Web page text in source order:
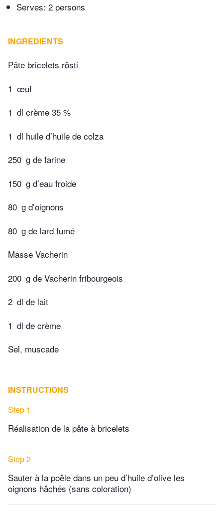
Serves: 2 persons
INGREDIENTS
Pâte bricelets rösti
1 œuf
1 dl crème 35 %
1 dl huile d’huile de colza
250 g de farine
150 g d’eau froide
80 g d’oignons
80 g de lard fumé
Masse Vacherin
200 g de Vacherin fribourgeois
2 dl de lait
1 dl de crème
Sel, muscade
INSTRUCTIONS
Step 1
Réalisation de la pâte à bricelets
Step 2
Sauter à la poêle dans un peu d’huile d’olive les
oignons hâchés (sans coloration)